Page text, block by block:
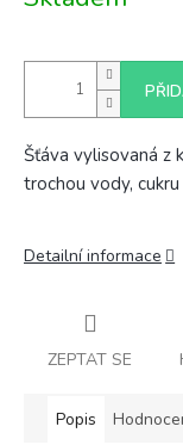
Šťáva vylisovaná z
trochou vody,
Detailní informace
ZEPTAT SE
Popis